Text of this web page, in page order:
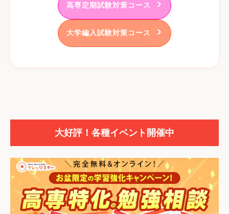
高専定期試験対策コース
大学編入試験対策コース
大好評！各種イベント開催中